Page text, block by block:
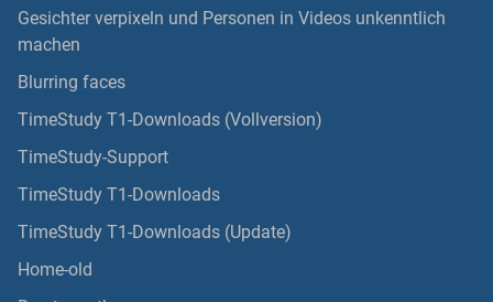
Gesichter verpixeln und Personen in Videos unkenntlich
machen
Blurring faces
TimeStudy T1-Downloads (Vollversion)
TimeStudy-Support
TimeStudy T1-Downloads
TimeStudy T1-Downloads (Update)
Home-old